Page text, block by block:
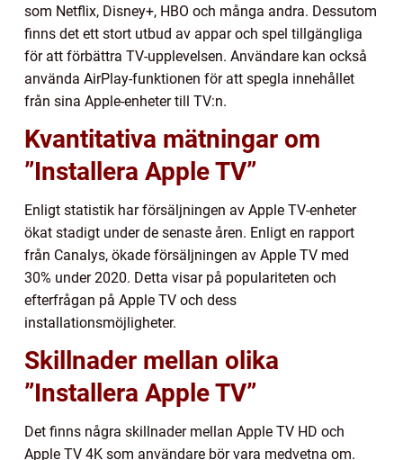
som Netflix, Disney+, HBO och många andra. Dessutom
finns det ett stort utbud av appar och spel tillgängliga
för att förbättra TV-upplevelsen. Användare kan också
använda AirPlay-funktionen för att spegla innehållet
från sina Apple-enheter till TV:n.
Kvantitativa mätningar om
”Installera Apple TV”
Enligt statistik har försäljningen av Apple TV-enheter
ökat stadigt under de senaste åren. Enligt en rapport
från Canalys, ökade försäljningen av Apple TV med
30% under 2020. Detta visar på populariteten och
efterfrågan på Apple TV och dess
installationsmöjligheter.
Skillnader mellan olika
”Installera Apple TV”
Det finns några skillnader mellan Apple TV HD och
Apple TV 4K som användare bör vara medvetna om.